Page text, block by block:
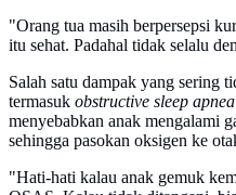
"Orang tua masih berpersepsi
itu sehat. Padahal tidak selalu
Salah satu dampak yang sering
termasuk obstructive sleep
menyebabkan anak mengalami
sehingga pasokan oksigen ke
"Hati-hati kalau anak gemuk